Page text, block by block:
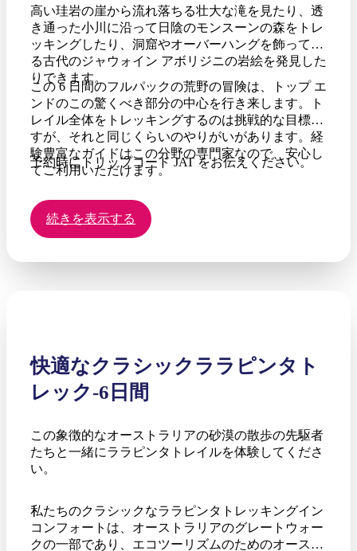
高い珪岩の崖から流れ落ちる壮大な滝を見たり、透
き通った小川に沿って日陰のモンスーンの森をトレ
ッキングしたり、洞窟やオーバーハングを飾ってい
る古代のジャウォイン アボリジニの岩絵を発見した
りできます。
この 6 日間のフルパックの荒野の冒険は、トップ エ
ンドのこの驚くべき部分の中心を行き来します。ト
レイル全体をトレッキングするのは挑戦的な目標で
すが、それと同じくらいのやりがいがあります。経
験豊富なガイドはこの分野の専門家なので、安心し
てご利用いただけます。
予約時にトリップコード JAT をお伝えください。
続きを表示する
快適なクラシックララピンタト
レック-6日間
この象徴的なオーストラリアの砂漠の散歩の先駆者
たちと一緒にララピンタトレイルを体験してくださ
い。
私たちのクラシックなララピンタトレッキングイン
コンフォートは、オーストラリアのグレートウォー
クの一部であり、エコツーリズムのためのオースト